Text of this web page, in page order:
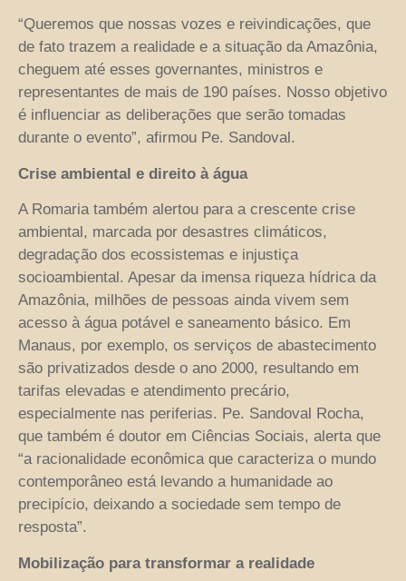
“Queremos que nossas vozes e reivindicações, que
de fato trazem a realidade e a situação da Amazônia,
cheguem até esses governantes, ministros e
representantes de mais de 190 países. Nosso objetivo
é influenciar as deliberações que serão tomadas
durante o evento”, afirmou Pe. Sandoval.
Crise ambiental e direito à água
A Romaria também alertou para a crescente crise
ambiental, marcada por desastres climáticos,
degradação dos ecossistemas e injustiça
socioambiental. Apesar da imensa riqueza hídrica da
Amazônia, milhões de pessoas ainda vivem sem
acesso à água potável e saneamento básico. Em
Manaus, por exemplo, os serviços de abastecimento
são privatizados desde o ano 2000, resultando em
tarifas elevadas e atendimento precário,
especialmente nas periferias. Pe. Sandoval Rocha,
que também é doutor em Ciências Sociais, alerta que
“a racionalidade econômica que caracteriza o mundo
contemporâneo está levando a humanidade ao
precipício, deixando a sociedade sem tempo de
resposta”.
Mobilização para transformar a realidade